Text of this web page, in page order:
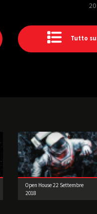
Tutto
Open House 22 Settembre
2018